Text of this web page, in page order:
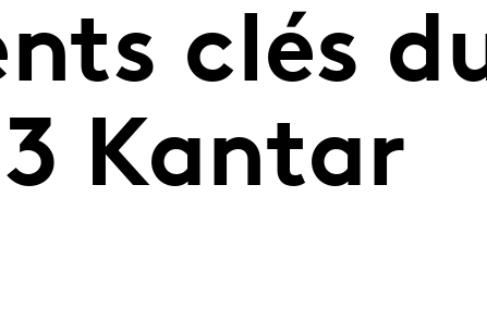
clés
Kantar